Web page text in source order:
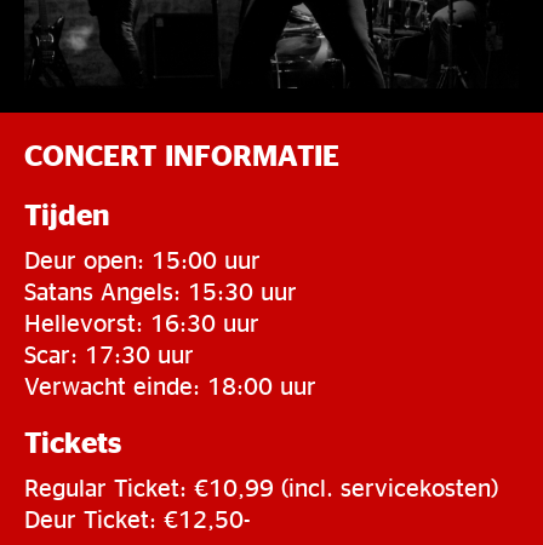
CONCERT INFORMATIE
Tijden
Deur open: 15:00 uur
Satans Angels: 15:30 uur
Hellevorst: 16:30 uur
Scar: 17:30 uur
Verwacht einde: 18:00 uur
Tickets
Regular Ticket: €10,99 (incl. servicekosten)
Deur Ticket: €12,50-